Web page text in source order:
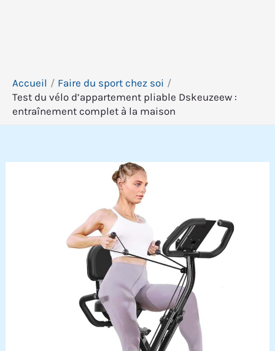
Accueil
Faire du sport chez soi
Test du vélo d’appartement pliable Dskeuzeew :
entraînement complet à la maison